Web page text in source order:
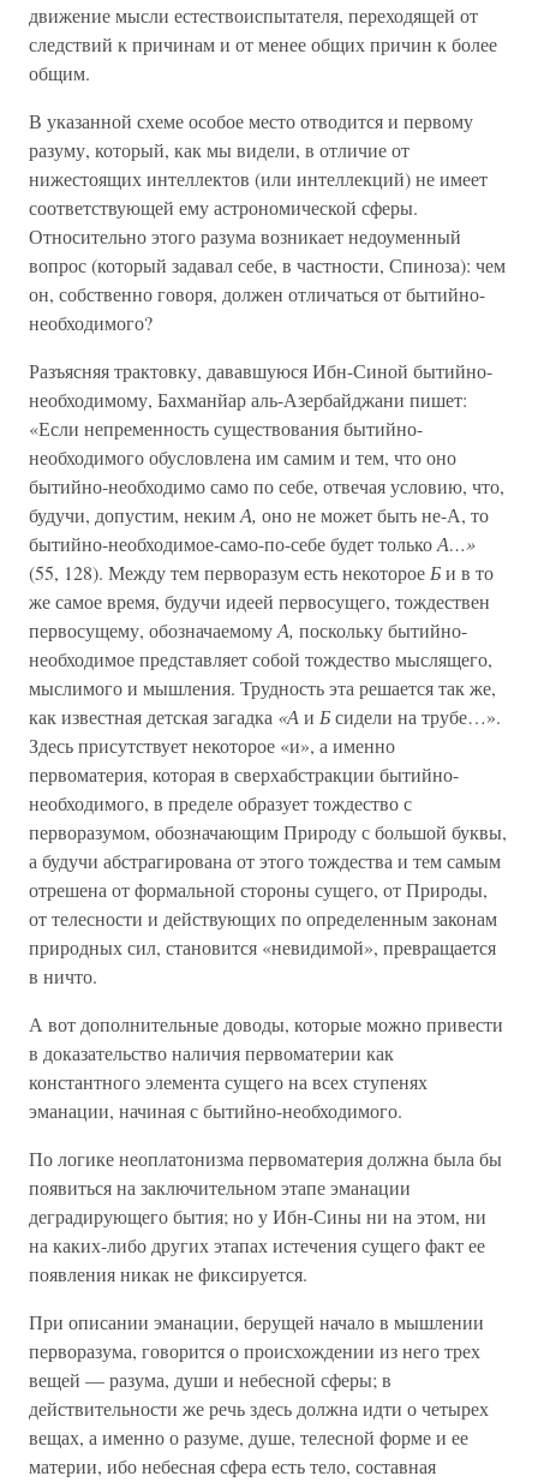
движение мысли естествоиспытателя, переходящей от
следствий к причинам и от менее общих причин к более
общим.
В указанной схеме особое место отводится и первому
разуму, который, как мы видели, в отличие от
нижестоящих интеллектов (или интеллекций) не имеет
соответствующей ему астрономической сферы.
Относительно этого разума возникает недоуменный
вопрос (который задавал себе, в частности, Спиноза): чем
он, собственно говоря, должен отличаться от бытийно-
необходимого?
Разъясняя трактовку, дававшуюся Ибн-Синой бытийно-
необходимому, Бахманйар аль-Азербайджани пишет:
«Если непременность существования бытийно-
необходимого обусловлена им самим и тем, что оно
бытийно-необходимо само по себе, отвечая условию, что,
будучи, допустим, некимА, оно не может быть не-А, то
бытийно-необходимое-само-по-себе будет толькоА…»
(55, 128). Между тем перворазум есть некоторое Би в то
же самое время, будучи идеей первосущего, тождествен
первосущему, обозначаемомуА, поскольку бытийно-
необходимое представляет собой тождество мыслящего,
мыслимого и мышления. Трудность эта решается так же,
как известная детская загадка «А и Бсидели на трубе…».
Здесь присутствует некоторое «и», а именно
первоматерия, которая в сверхабстракции бытийно-
необходимого, в пределе образует тождество с
перворазумом, обозначающим Природу с большой буквы,
а будучи абстрагирована от этого тождества и тем самым
отрешена от формальной стороны сущего, от Природы,
от телесности и действующих по определенным законам
природных сил, становится «невидимой», превращается
в ничто.
А вот дополнительные доводы, которые можно привести
в доказательство наличия первоматерии как
константного элемента сущего на всех ступенях
эманации, начиная с бытийно-необходимого.
По логике неоплатонизма первоматерия должна была бы
появиться на заключительном этапе эманации
деградирующего бытия; но у Ибн-Сины ни на этом, ни
на каких-либо других этапах истечения сущего факт ее
появления никак не фиксируется.
При описании эманации, берущей начало в мышлении
перворазума, говорится о происхождении из него трех
вещей — разума, души и небесной сферы; в
действительности же речь здесь должна идти о четырех
вещах, а именно о разуме, душе, телесной форме и ее
материи, ибо небесная сфера есть тело, составная